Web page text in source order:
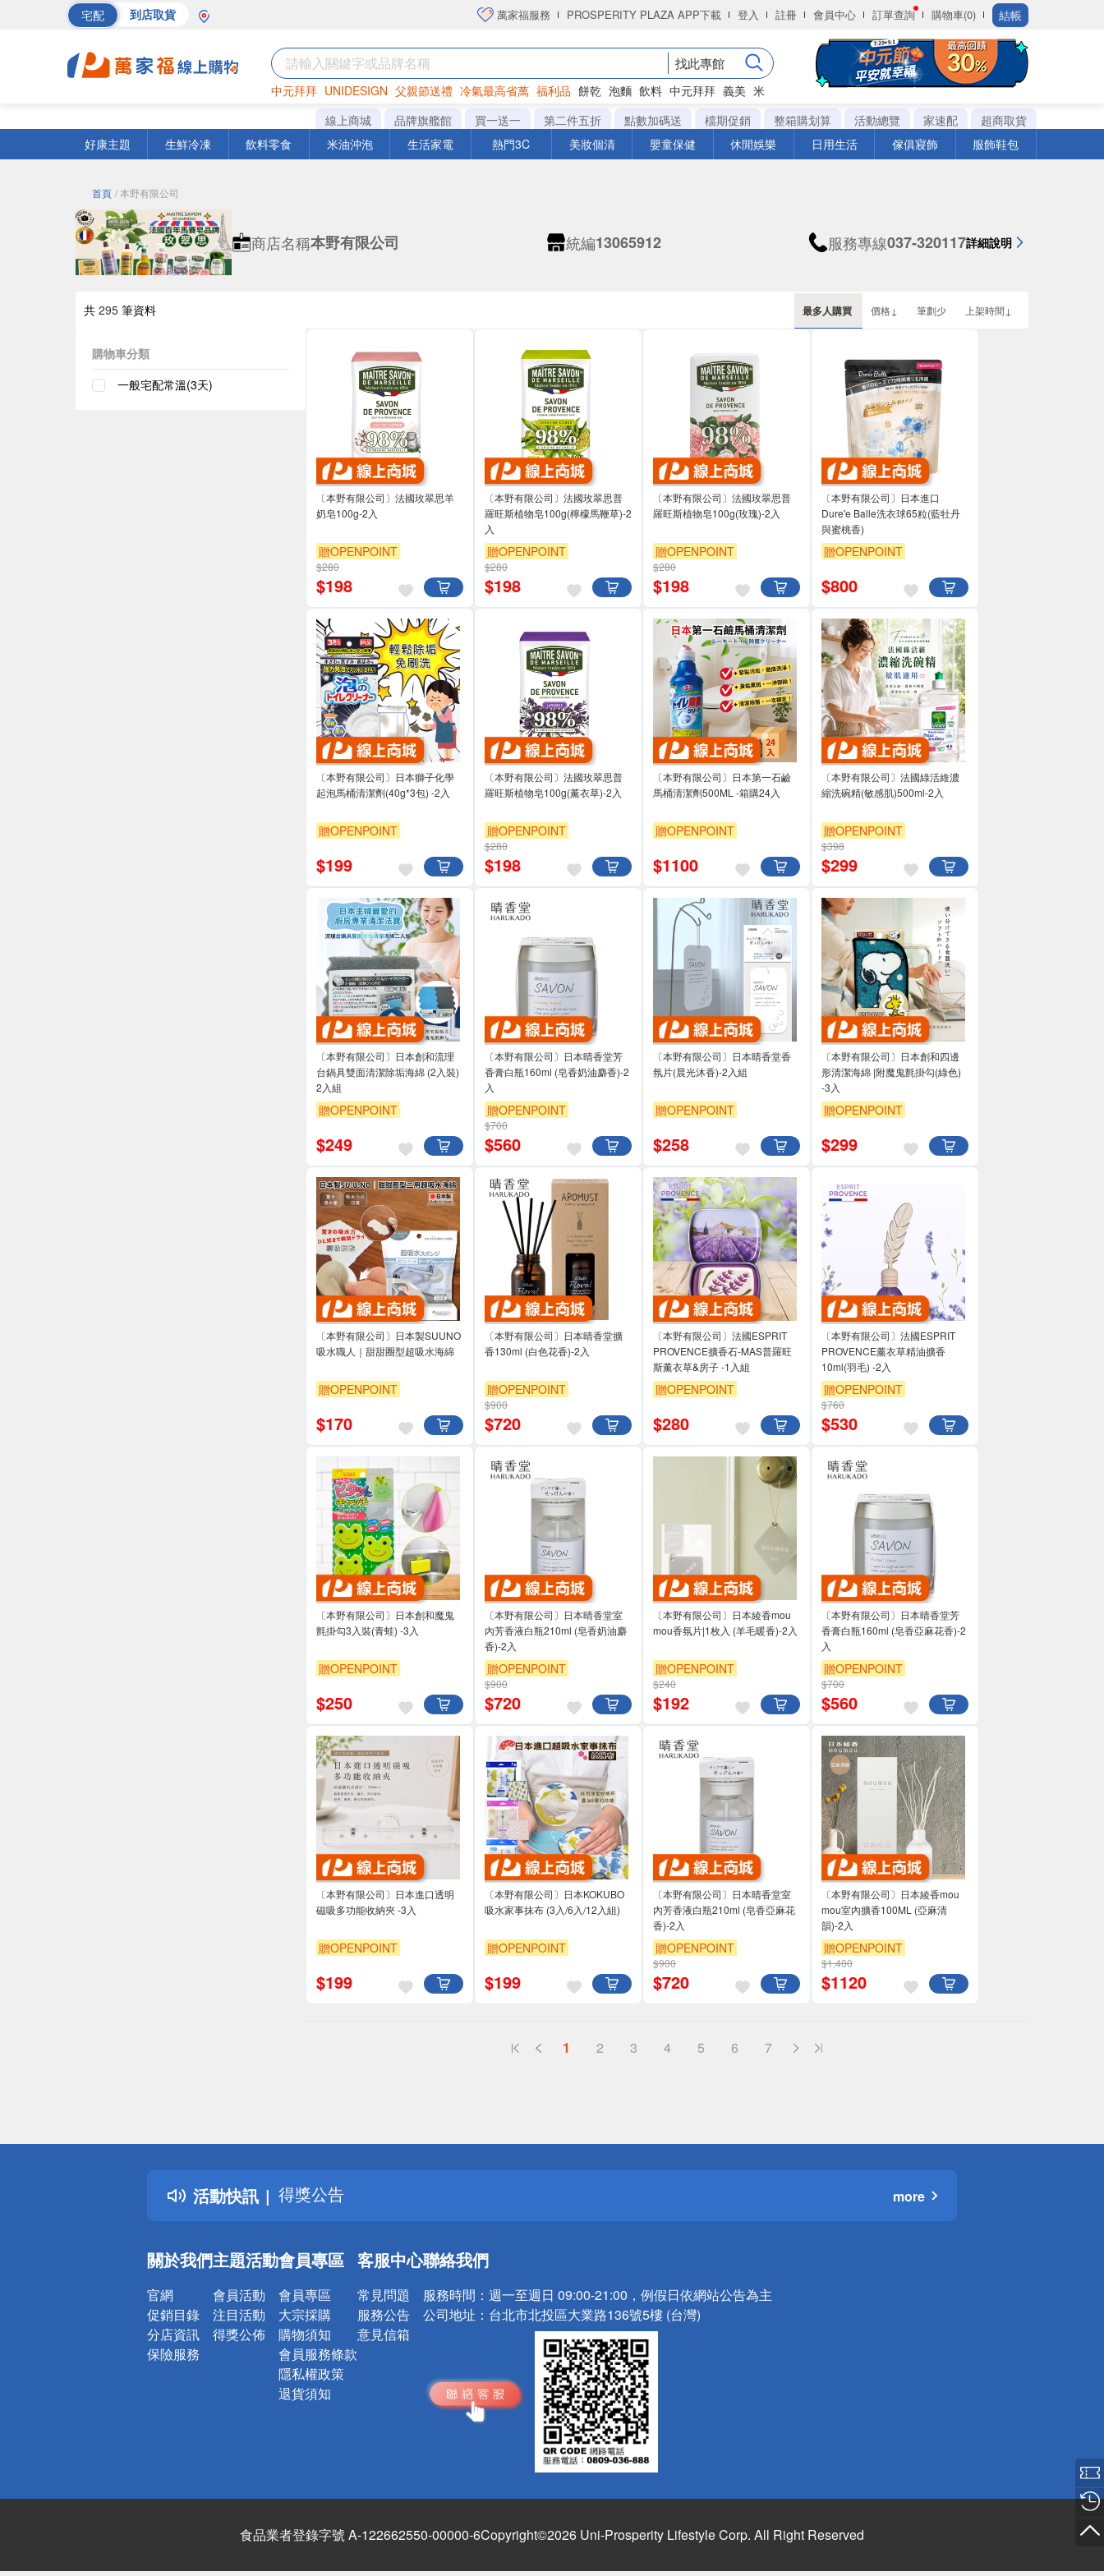
宅配 到店取貨 萬家福服務 PROSPERITY PLAZA APP下載 登入 註冊 會員中心 訂單查詢 購物車(0) 結帳
找此專館
中元拜拜 UNIDESIGN 父親節送禮 冷氣最高省萬 福利品 餅乾 泡麵 飲料 中元拜拜 義美 米
罐頭 海苔 洋芋片
線上商城 品牌旗艦館 買一送一 第二件五折 點數加碼送 檔期促銷 整箱購划算 活動總覽 家速配
超商取貨
好康主題
生鮮冷凍 飲料零食 米油沖泡 生活家電 熱門3C 美妝個清 嬰童保健 休閒娛樂 日用生活 傢俱寢飾 服飾鞋包
首頁 / 本野有限公司
商店名稱本野有限公司 統編13065912 服務專線037-320117詳細說明
共 295 筆資料 最多人購買 價格↓ 筆劃少 上架時間↓
購物車分類
一般宅配常溫(3天)
〔本野有限公司〕法國玫翠思羊
奶皂100g-2入
贈OPENPOINT
$280
$198
〔本野有限公司〕法國玫翠思普
羅旺斯植物皂100g(檸檬馬鞭草)-2
入
贈OPENPOINT
$280
$198
〔本野有限公司〕法國玫翠思普
羅旺斯植物皂100g(玫瑰)-2入
贈OPENPOINT
$280
$198
〔本野有限公司〕日本進口
Dure'e Balle洗衣球65粒(藍牡丹
與蜜桃香)
贈OPENPOINT
$800
〔本野有限公司〕日本獅子化學
起泡馬桶清潔劑(40g*3包) -2入
贈OPENPOINT
$199
〔本野有限公司〕法國玫翠思普
羅旺斯植物皂100g(薰衣草)-2入
贈OPENPOINT
$280
$198
〔本野有限公司〕日本第一石鹼
馬桶清潔劑500ML -箱購24入
贈OPENPOINT
$1100
〔本野有限公司〕法國綠活維濃
縮洗碗精(敏感肌)500ml-2入
贈OPENPOINT
$398
$299
〔本野有限公司〕日本創和流理
台鍋具雙面清潔除垢海綿 (2入裝)
2入組
贈OPENPOINT
$249
〔本野有限公司〕日本晴香堂芳
香膏白瓶160ml (皂香奶油麝香)-2
入
贈OPENPOINT
$700
$560
〔本野有限公司〕日本晴香堂香
氛片(晨光沐香)-2入組
贈OPENPOINT
$258
〔本野有限公司〕日本創和四邊
形清潔海綿 |附魔鬼氈掛勾(綠色)
-3入
贈OPENPOINT
$299
〔本野有限公司〕日本製SUUNO
吸水職人｜甜甜圈型超吸水海綿
贈OPENPOINT
$170
〔本野有限公司〕日本晴香堂擴
香130ml (白色花香)-2入
贈OPENPOINT
$900
$720
〔本野有限公司〕法國ESPRIT
PROVENCE擴香石-MAS普羅旺
斯薰衣草&房子 -1入組
贈OPENPOINT
$280
〔本野有限公司〕法國ESPRIT
PROVENCE薰衣草精油擴香
10ml(羽毛) -2入
贈OPENPOINT
$760
$530
〔本野有限公司〕日本創和魔鬼
氈掛勾3入裝(青蛙) -3入
贈OPENPOINT
$250
〔本野有限公司〕日本晴香堂室
內芳香液白瓶210ml (皂香奶油麝
香)-2入
贈OPENPOINT
$900
$720
〔本野有限公司〕日本綾香mou
mou香氛片|1枚入 (羊毛暖香)-2入
贈OPENPOINT
$240
$192
〔本野有限公司〕日本晴香堂芳
香膏白瓶160ml (皂香亞麻花香)-2
入
贈OPENPOINT
$700
$560
〔本野有限公司〕日本進口透明
磁吸多功能收納夾 -3入
贈OPENPOINT
$199
〔本野有限公司〕日本KOKUBO
吸水家事抹布 (3入/6入/12入組)
贈OPENPOINT
$199
〔本野有限公司〕日本晴香堂室
內芳香液白瓶210ml (皂香亞麻花
香)-2入
贈OPENPOINT
$900
$720
〔本野有限公司〕日本綾香mou
mou室內擴香100ML (亞麻清
韻)-2入
贈OPENPOINT
$1,400
$1120
1 2 3 4 5 6 7
活動快訊
詐騙網頁！請小心！
得獎公告
熱門話題
銀行優惠
詐騙網頁！請小心！
more
關於我們
官網
促銷目錄
分店資訊
保險服務
主題活動
會員活動
注目活動
得獎公佈
會員專區
會員專區
大宗採購
購物須知
會員服務條款
隱私權政策
退貨須知
客服中心
常見問題
服務公告
意見信箱
聯絡我們
服務時間： 週一至週日 09:00-21:00，例假日依網站公告為主
公司地址： 台北市北投區大業路136號5樓 (台灣)
食品業者登錄字號 A-122662550-00000-6Copyright©2026 Uni-Prosperity Lifestyle Corp. All Right Reserved